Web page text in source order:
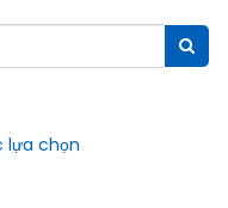
lựa chọn